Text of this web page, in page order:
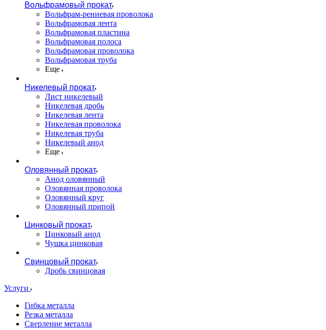
Вольфрамовый прокат
Вольфрам-рениевая проволока
Вольфрамовая лента
Вольфрамовая пластина
Вольфрамовая полоса
Вольфрамовая проволока
Вольфрамовая труба
Еще
Никелевый прокат
Лист никелевый
Никелевая дробь
Никелевая лента
Никелевая проволока
Никелевая труба
Никелевый анод
Еще
Оловянный прокат
Анод оловянный
Оловянная проволока
Оловянный круг
Оловянный припой
Цинковый прокат
Цинковый анод
Чушка цинковая
Свинцовый прокат
Дробь свинцовая
Услуги
Гибка металла
Резка металла
Сверление металла